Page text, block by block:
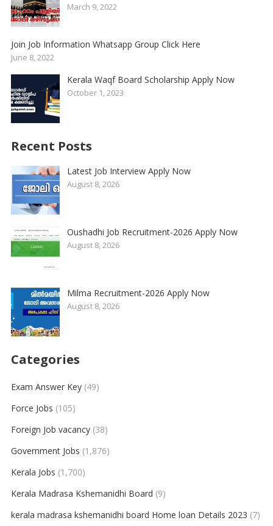
March 9, 2022
Join Job Information Whatsapp Group Click Here
June 8, 2022
Kerala Waqf Board Scholarship Apply Now
October 1, 2023
Recent Posts
Latest Job Interview Apply Now
August 8, 2026
Oushadhi Job Recruitment-2026 Apply Now
August 8, 2026
Milma Recruitment-2026 Apply Now
August 8, 2026
Categories
Exam Answer Key(49)
Force Jobs (105)
Foreign Job vacancy(38)
Government Jobs (1,876)
Kerala Jobs (1,700)
Kerala Madrasa Kshemanidhi Board (9)
kerala madrasa kshemanidhi board Home loan Details 2023 (7)